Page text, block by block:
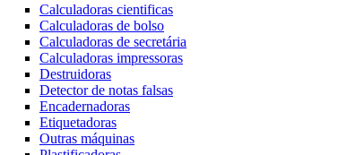
Calculadoras cientificas
Calculadoras de bolso
Calculadoras de secretária
Calculadoras impressoras
Destruidoras
Detector de notas falsas
Encadernadoras
Etiquetadoras
Outras máquinas